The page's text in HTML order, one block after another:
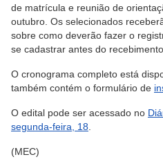
de matrícula e reunião de
outubro. Os selecionados
sobre como deverão fazer o
se cadastrar antes do
O cronograma completo está
também contém o formulário de
O edital pode ser acessado no
segunda-feira, 18
(MEC)